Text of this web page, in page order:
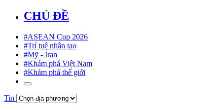
CHỦ ĐỀ
#ASEAN Cup 2026
#Trí tuệ nhân tạo
#Mỹ - Iran
#Khám phá Việt Nam
#Khám phá thế giới
Tin